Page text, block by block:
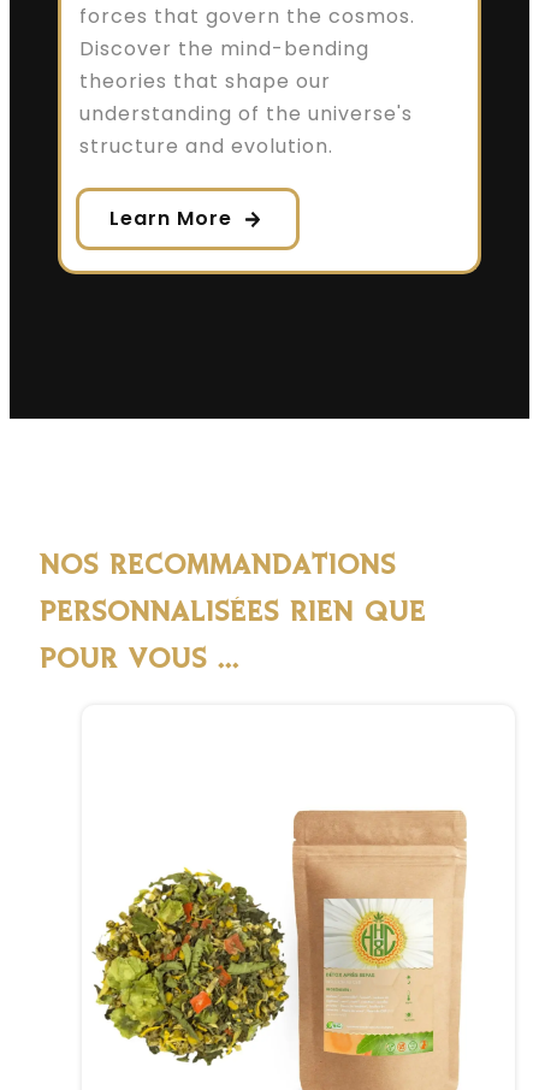
forces that govern the cosmos.
Discover the mind-bending
theories that shape our
understanding of the universe's
structure and evolution.
Learn More
NOS RECOMMANDATIONS
PERSONNALISÉES RIEN QUE
POUR VOUS ...